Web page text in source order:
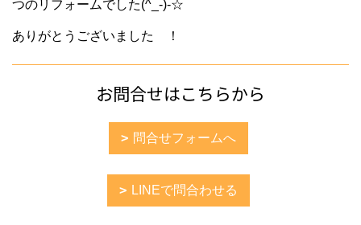
つのリフォームでした(^_-)-☆
ありがとうございました ！
お問合せはこちらから
問合せフォームへ
LINEで問合わせる